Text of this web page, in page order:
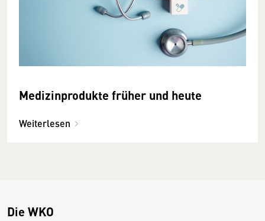
Medizinprodukte früher und heute
Weiterlesen
Die WKO